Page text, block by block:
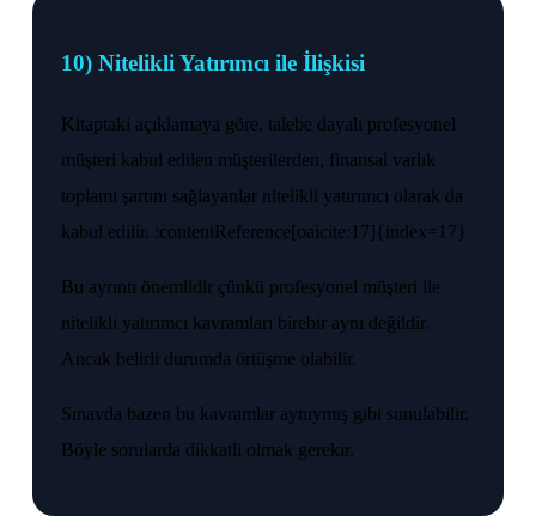
10) Nitelikli Yatırımcı ile İlişkisi
Kitaptaki açıklamaya göre, talebe dayalı profesyonel
müşteri kabul edilen müşterilerden, finansal varlık
toplamı şartını sağlayanlar nitelikli yatırımcı olarak da
kabul edilir. :contentReference[oaicite:17]{index=17}
Bu ayrıntı önemlidir çünkü profesyonel müşteri ile
nitelikli yatırımcı kavramları birebir aynı değildir.
Ancak belirli durumda örtüşme olabilir.
Sınavda bazen bu kavramlar aynıymış gibi sunulabilir.
Böyle sorularda dikkatli olmak gerekir.